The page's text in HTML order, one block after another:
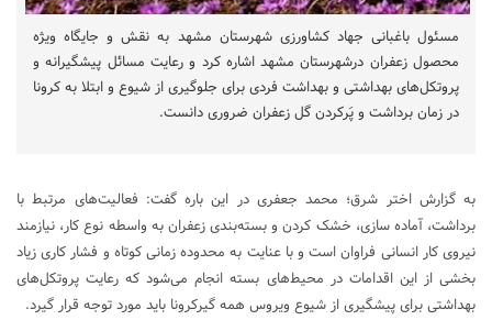
مسئول باغبانی جهاد کشاورزی شهرستان مشهد به نقش و جایگاه ویژه
محصول زعفران درشهرستان مشهد اشاره کرد و رعایت مسائل پیشگیرانه و
پروتکل‌های بهداشتی و بهداشت فردی برای جلوگیری از شیوع و ابتلا به کرونا
در زمان برداشت و پَرکردن گل زعفران ضروری دانست.
به گزارش اختر شرق؛ محمد جعفری در این باره گفت: فعالیت‌های مرتبط با
برداشت، آماده سازی، خشک کردن و بسته‌بندی زعفران به واسطه نوع کار، نیازمند
نیروی کار انسانی فراوان است و با عنایت به محدوده زمانی کوتاه و فشار کاری زیاد
بخشی از این اقدامات در محیط‌های بسته انجام می‌شود که رعایت پروتکل‌های
بهداشتی برای پیشگیری از شیوع ویروس همه گیرکرونا باید مورد توجه قرار گیرد.